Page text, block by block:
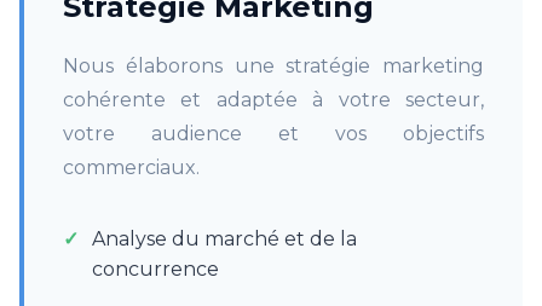
Nous élaborons une stratégie marketing
cohérente et adaptée à votre secteur,
votre audience et vos objectifs
commerciaux.
Analyse du marché et de la
concurrence